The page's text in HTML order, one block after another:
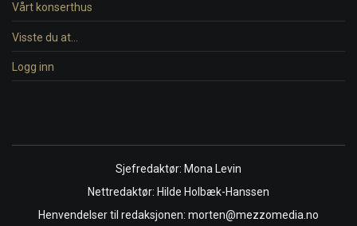
Vårt konserthus
Visste du at…
Logg inn
Sjefredaktør: Mona Levin
Nettredaktør: Hilde Holbæk-Hanssen
Henvendelser til redaksjonen: morten@mezzomedia.no